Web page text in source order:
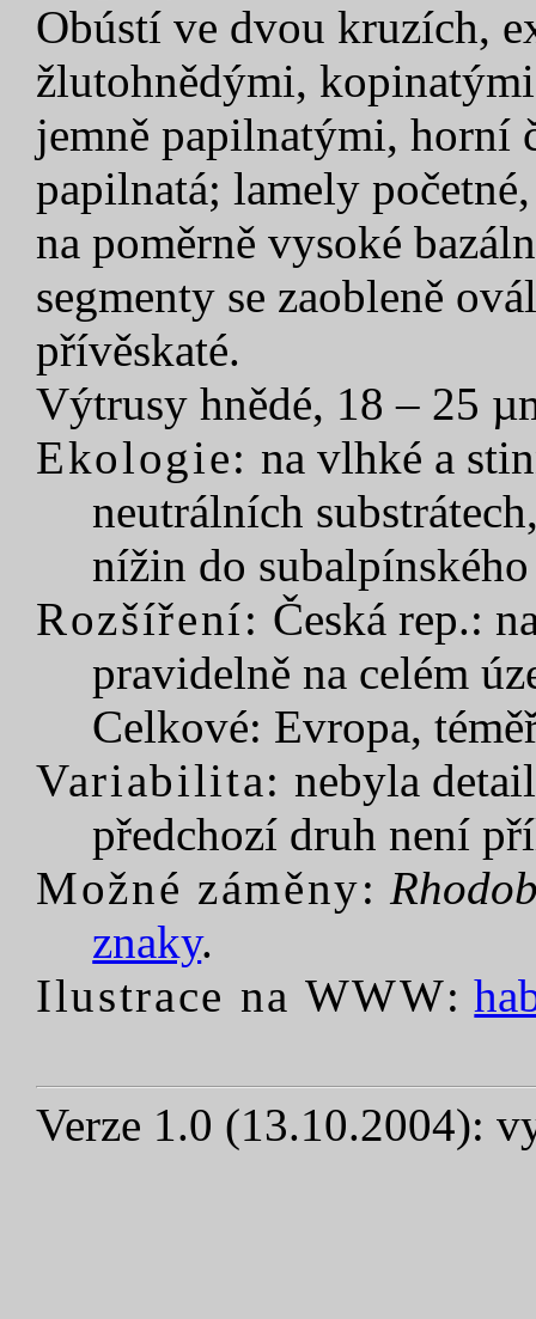
Obústí ve dvou kruzích,
žlutohnědými,
jemně papilnatými, horní
papilnatá; lamely
na poměrně vysoké
segmenty se zaobleně
přívěskaté.
Výtrusy hnědé, 18 – 25
Ekologie: na vlhké a
neutrálních
nížin do
Rozšíření: Česká rep.:
pravidelně na celém
Celkové: Evropa,
Variabilita: nebyla
předchozí druh není
Možné záměny:
znaky.
Ilustrace na WWW:
Verze 1.0 (13.10.2004):